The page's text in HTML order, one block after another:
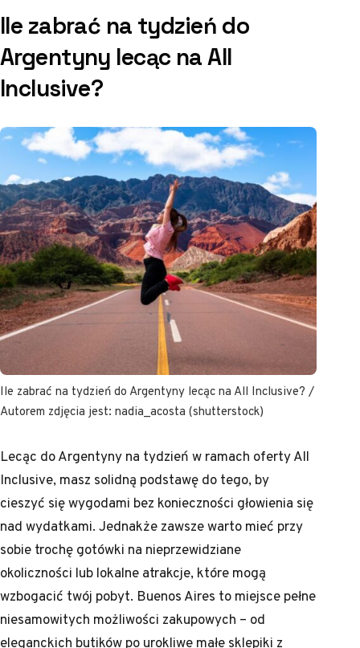
Ile zabrać na tydzień do
Argentyny lecąc na All
Inclusive?
Ile zabrać na tydzień do Argentyny lecąc na All Inclusive? /
Autorem zdjęcia jest: nadia_acosta (shutterstock)
Lecąc do Argentyny na tydzień w ramach oferty All
Inclusive, masz solidną podstawę do tego, by
cieszyć się wygodami bez konieczności głowienia się
nad wydatkami. Jednakże zawsze warto mieć przy
sobie trochę gotówki na nieprzewidziane
okoliczności lub lokalne atrakcje, które mogą
wzbogacić twój pobyt. Buenos Aires to miejsce pełne
niesamowitych możliwości zakupowych – od
eleganckich butików po urokliwe małe sklepiki z